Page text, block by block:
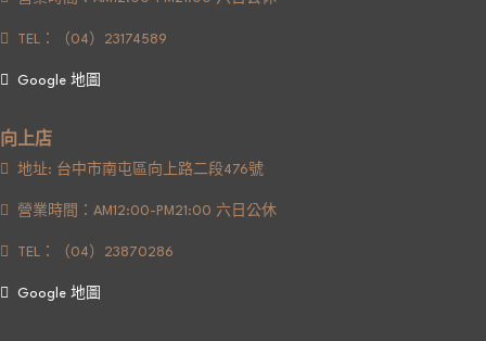
TEL：（04）23174589
Google 地圖
向上店
地址: 台中市南屯區向上路二段476號
營業時間：AM12:00-PM21:00 六日公休
TEL：（04）23870286
Google 地圖